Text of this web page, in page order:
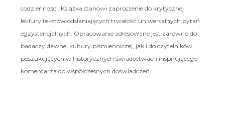
codzienności. Książka stanowi zaproszenie do krytycznej
lektury tekstów odsłaniających trwałość uniwersalnych pytań
egzystencjalnych. Opracowanie adresowane jest zarówno do
badaczy dawnej kultury piśmienniczej, jak i do czytelników
poszukujących w historycznych świadectwach inspirującego
komentarza do współczesnych doświadczeń.